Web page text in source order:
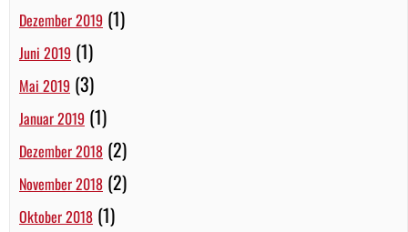
Dezember 2019 (1)
Juni 2019 (1)
Mai 2019 (3)
Januar 2019 (1)
Dezember 2018 (2)
November 2018 (2)
Oktober 2018 (1)